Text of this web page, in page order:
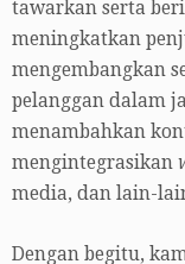
tawarkan serta
meningkatkan
mengembangkan
pelanggan dalam
menambahkan
mengintegrasikan
media, dan lain-
Dengan begitu,